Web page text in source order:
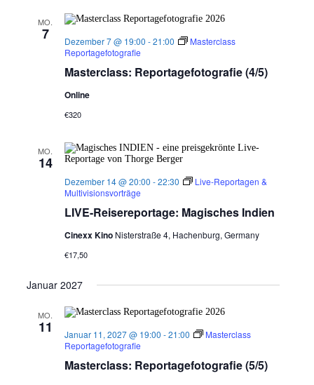
MO.
7
Masterclass: Reportagefotografie (4/5)
Dezember 7 @ 19:00 -21:00
Masterclass
Reportagefotografie
Online
€320
MO.
14
LIVE-Reisereportage: Magisches Indien
Dezember 14 @ 20:00 -22:30
Live-Reportagen &
Multivisionsvorträge
Cinexx Kino Nisterstraße 4, Hachenburg, Germany
€17,50
Januar 2027
MO.
11
Masterclass: Reportagefotografie (5/5)
Januar 11, 2027 @ 19:00 -21:00
Masterclass
Reportagefotografie